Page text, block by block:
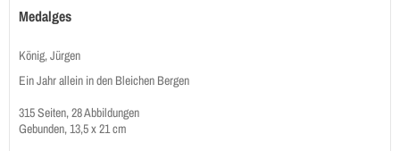
Medalges
König, Jürgen
Ein Jahr allein in den Bleichen Bergen
315 Seiten, 28 Abbildungen
Gebunden, 13,5 x 21 cm